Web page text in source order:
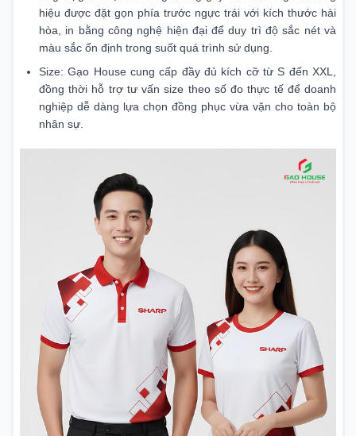
hiệu được đặt gọn phía trước ngực trái với kích thước hài
hòa, in bằng công nghệ hiện đại để duy trì độ sắc nét và
màu sắc ổn định trong suốt quá trình sử dụng.
Size: Gạo House cung cấp đầy đủ kích cỡ từ S đến XXL,
đồng thời hỗ trợ tư vấn size theo số đo thực tế để doanh
nghiệp dễ dàng lựa chọn đồng phục vừa vặn cho toàn bộ
nhân sự.